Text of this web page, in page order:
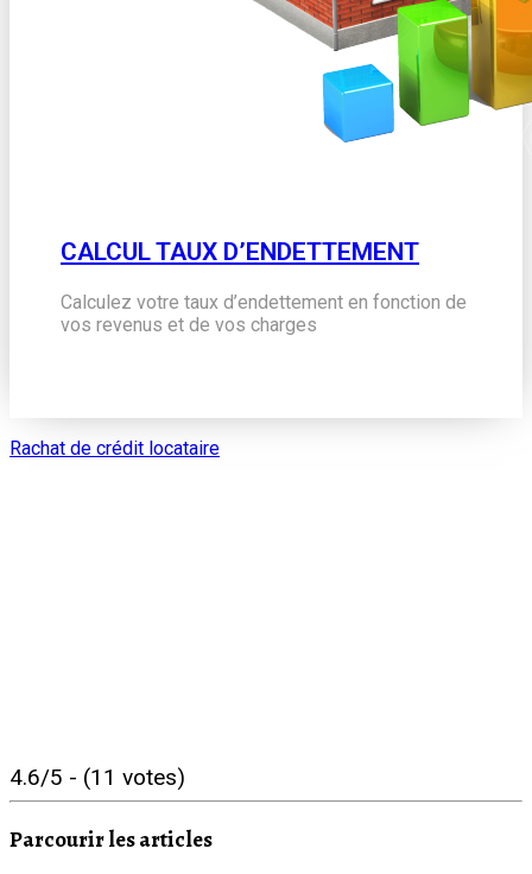
CALCUL TAUX D’ENDETTEMENT
Calculez votre taux d’endettement en fonction de
vos revenus et de vos charges
Rachat de crédit locataire
4.6/5 - (11 votes)
Parcourir les articles